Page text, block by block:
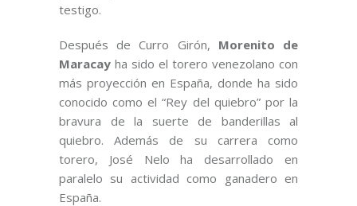
testigo.
Después de Curro Girón, Morenito de
Maracay ha sido el torero venezolano con
más proyección en España, donde ha sido
conocido como el “Rey del quiebro” por la
bravura de la suerte de banderillas al
quiebro. Además de su carrera como
torero, José Nelo ha desarrollado en
paralelo su actividad como ganadero en
España.